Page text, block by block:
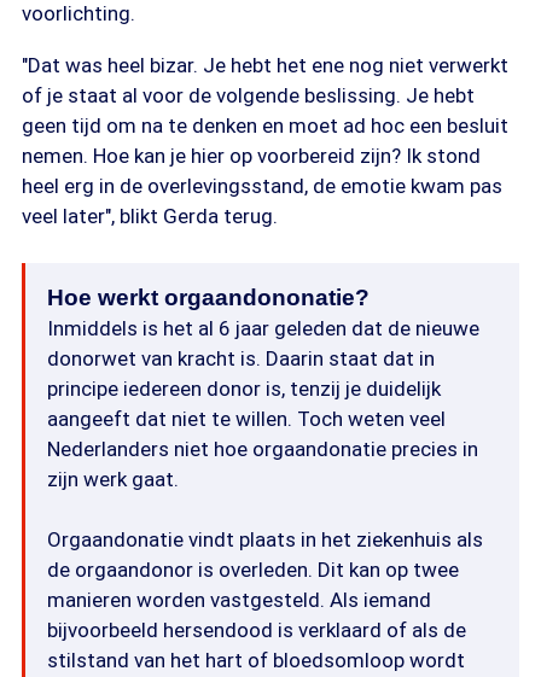
voorlichting.
"Dat was heel bizar. Je hebt het ene nog niet verwerkt
of je staat al voor de volgende beslissing. Je hebt
geen tijd om na te denken en moet ad hoc een besluit
nemen. Hoe kan je hier op voorbereid zijn? Ik stond
heel erg in de overlevingsstand, de emotie kwam pas
veel later", blikt Gerda terug.
Hoe werkt orgaandononatie?
Inmiddels is het al 6 jaar geleden dat de nieuwe
donorwet van kracht is. Daarin staat dat in
principe iedereen donor is, tenzij je duidelijk
aangeeft dat niet te willen. Toch weten veel
Nederlanders niet hoe orgaandonatie precies in
zijn werk gaat.
Orgaandonatie vindt plaats in het ziekenhuis als
de orgaandonor is overleden. Dit kan op twee
manieren worden vastgesteld. Als iemand
bijvoorbeeld hersendood is verklaard of als de
stilstand van het hart of bloedsomloop wordt